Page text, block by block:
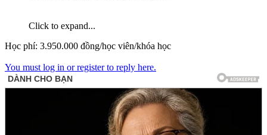
Click to expand...
Học phí: 3.950.000 đồng/học viên/khóa học
You must log in or register to reply here.